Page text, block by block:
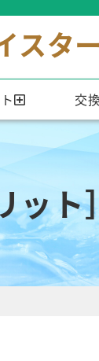
スター
交
ット